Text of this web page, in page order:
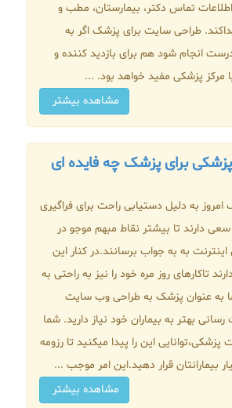
تماس دکتر، بیمارستان، مطب و
طراحی سایت برای پزشک اگر به
انجام شود هم برای بازدید کننده و
مرکز پزشکی مفید خواهد بود. ...
مشاهده بیشتر
برای پزشک چه فایده ای
امروز به دلیل دستیابی راحت برای فراگیری
دارند تا بیشتر نقاط مبهم موجو در
به به جواب برسانند.در کنار این
تاکارهای روز مره خود را نیز به راحتی به
به عنوان پزشک به طراحی وب سایت
بهتر به بیماران خود نیاز دارید. شما
این را پیدا میکنید تا رزومه
بیمارانتان قرار دهید.این امر موجب ...
مشاهده بیشتر